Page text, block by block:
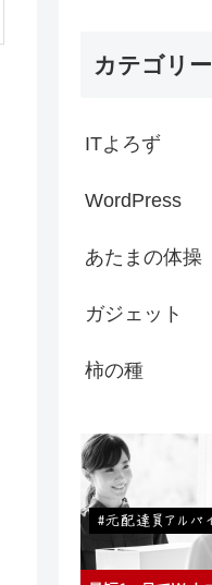
カテゴリー
ITよろず
WordPress
あたまの体操
ガジェット
柿の種